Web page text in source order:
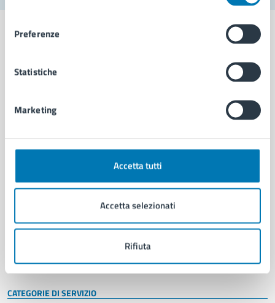
Preferenze
Statistiche
Marketing
Accetta tutti
Accetta selezionati
Rifiuta
Comune di Napoli
AMMINISTRAZIONE
Organi di governo
Enti e fondazioni
Personale amministrativo
Intranet, posta aziendale e protocollo
CATEGORIE DI SERVIZIO